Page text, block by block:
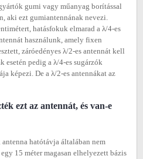
gumi vagy műanyag borítással
aki ezt gumiantennának nevezi.
hatásfokuk elmarad a λ/4-es
használunk, amely fixen
záróedényes λ/2-es antennát kell
esetén pedig a λ/4-es sugárzók
képezi. De a λ/2-es antennákat az
ezt az antennát, és van-e
hatótávja általában nem
15 méter magasan elhelyezett bázis